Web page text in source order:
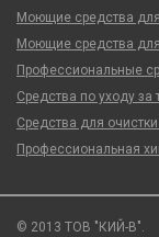
Моющие средства
Моющие средства
Профессиональные
Средства по уходу за
Средства для
Профессиональная
© 2013 ТОВ "КИЙ-В".